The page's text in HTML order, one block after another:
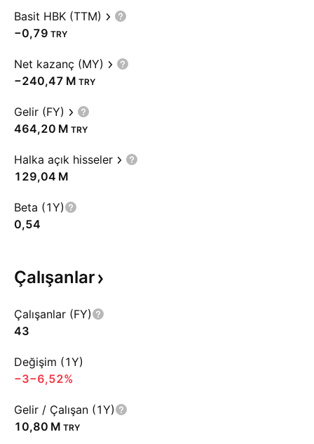
Basit HBK (TTM)
−0,79 TRY
Net kazanç (MY)
‪−240,47 M‬ TRY
Gelir (FY)
‪464,20 M‬ TRY
Halka açık hisseler
‪129,04 M‬
Beta (1Y)
0,54
Çalışanlar
Çalışanlar (FY)
43
Değişim (1Y)
−3−6,52%
Gelir / Çalışan (1Y)
‪10,80 M‬ TRY